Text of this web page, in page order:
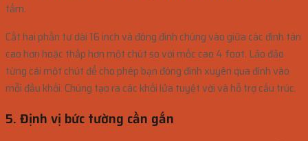
tấm.
Cắt hai phần tư dài 16 inch và đóng đinh chúng vào giữa các đinh tán
cao hơn hoặc thấp hơn một chút so với mốc cao 4 foot. Lảo đảo
từng cái một chút để cho phép bạn đóng đinh xuyên qua đinh vào
mỗi đầu khối. Chúng tạo ra các khối lửa tuyệt vời và hỗ trợ cấu trúc.
5. Định vị bức tường cần gắn